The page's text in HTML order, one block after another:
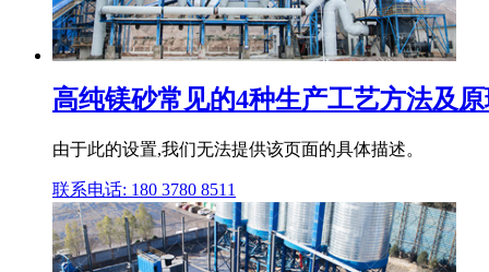
高纯镁砂常见的4种生产工艺方法及
由于此的设置,我们无法提供该页面的具体描述。
联系电话: 180 3780 8511